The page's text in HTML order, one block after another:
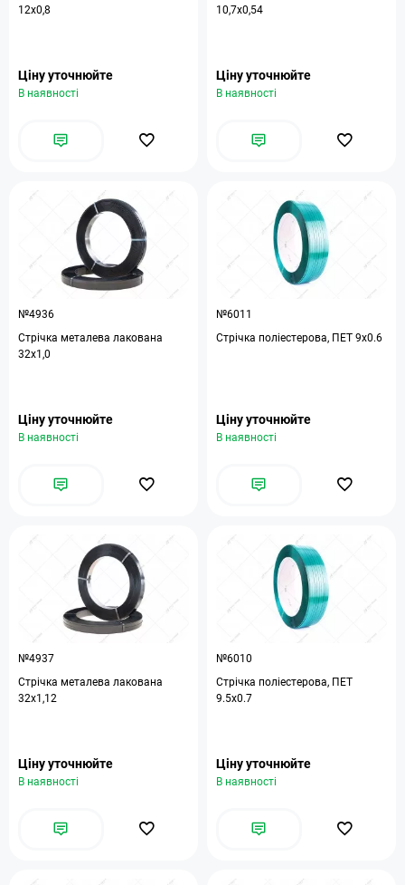
12х0,8
Ціну уточнюйте
В наявності
10,7х0,54
Ціну уточнюйте
В наявності
№4936
Стрічка металева лакована
32х1,0
Ціну уточнюйте
В наявності
№6011
Стрічка поліестерова, ПЕТ 9х0.6
Ціну уточнюйте
В наявності
№4937
Стрічка металева лакована
32х1,12
Ціну уточнюйте
В наявності
№6010
Стрічка поліестерова, ПЕТ
9.5х0.7
Ціну уточнюйте
В наявності